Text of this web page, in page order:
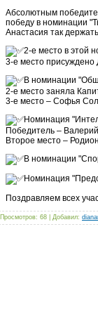
Абсолютным
победу в номинации
Анастасия так
2-е место в этой
3-е место
В номинации
2-е место заняла
3-е место – Софья
Номинация
Победитель –
Второе место –
В номинации
Номинация
Поздравляем всех
Просмотров: 68 | Добавил: